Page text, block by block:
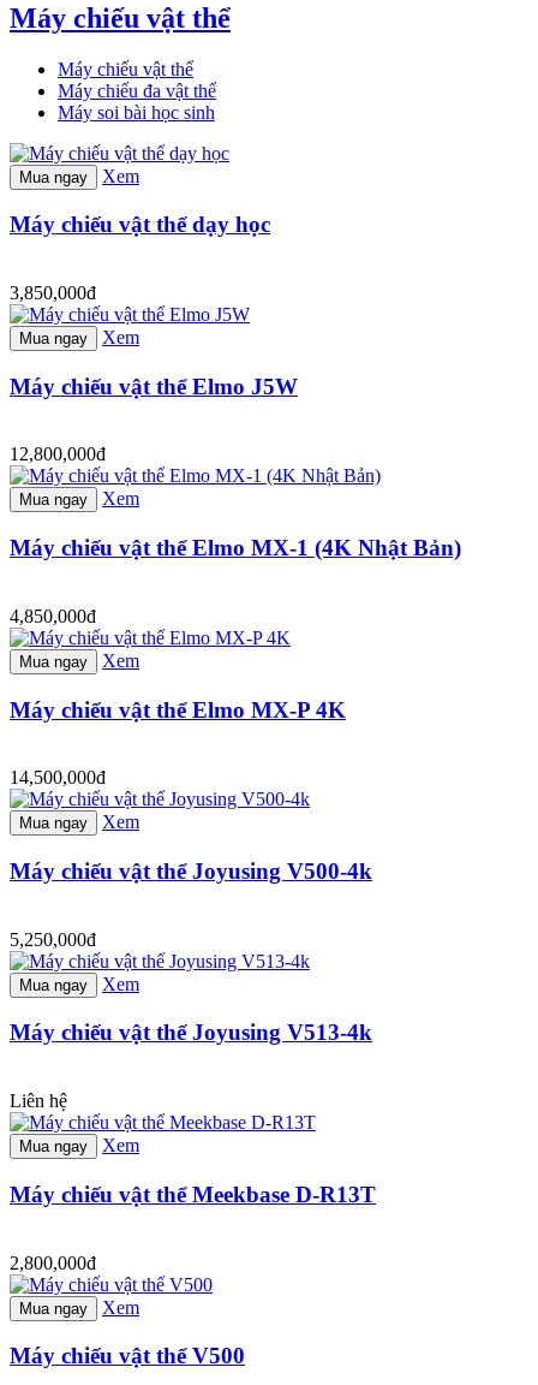
Máy chiếu vật thể
Máy chiếu vật thể
Máy chiếu đa vật thể
Máy soi bài học sinh
Mua ngay Xem
Máy chiếu vật thể dạy học
3,850,000đ
Mua ngay Xem
Máy chiếu vật thể Elmo J5W
12,800,000đ
Mua ngay Xem
Máy chiếu vật thể Elmo MX-1 (4K Nhật Bản)
4,850,000đ
Mua ngay Xem
Máy chiếu vật thể Elmo MX-P 4K
14,500,000đ
Mua ngay Xem
Máy chiếu vật thể Joyusing V500-4k
5,250,000đ
Mua ngay Xem
Máy chiếu vật thể Joyusing V513-4k
Liên hệ
Mua ngay Xem
Máy chiếu vật thể Meekbase D-R13T
2,800,000đ
Mua ngay Xem
Máy chiếu vật thể V500